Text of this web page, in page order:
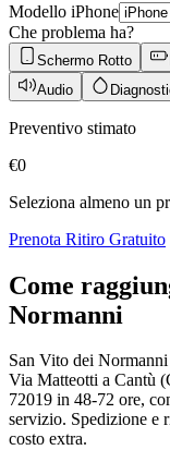
Modello iPhone
Che problema ha?
Schermo Rotto
Audio
Preventivo stimato
€0
Seleziona almeno un
Prenota Ritiro Gratuito
Come
Normanni
San Vito dei
Via Matteotti a Cantù
72019 in 48-72 ore,
servizio. Spedizione e
costo extra.